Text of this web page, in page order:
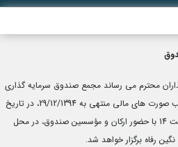
محترم می رساند مجمع صندوق سرمایه گذاری
نگین رفاه جهت تصویب صورت های مالی منتهی به 29/12/1394، در تاریخ
23/04/1395 راس ساعت 14 با حضور ارکان و مؤسسین صندوق، در محل
رفاه برگزار خواهد شد.